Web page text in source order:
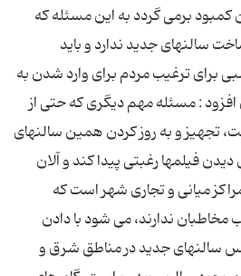
برمی گردد به این مسئله که
سالنهای جدید ندارد و باید
برای ترغیب مردم برای وارد شدن به
افزود : مسئله مهم دیگری که حتی از
تجهیز و به روز کردن همین سالنهای
فیلمها رغبتی پیدا کند و آلان
میانی و تجاری شهر است که
ندارند، می شود با دادن
سالنهای جدید در مناطق شرق و